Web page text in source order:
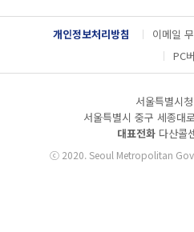
g
l
e
개인정보처리방침 이메일
PC
서울특별시
서울특별시 중구 세종대
대표전화 다산콜
ⓒ2020. Seoul Metropolitan